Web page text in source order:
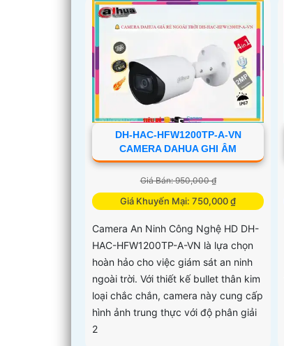
DH-HAC-HFW1200TP-A-VN
CAMERA DAHUA GHI ÂM
Giá Bán: 950,000 ₫
Giá Khuyến Mại: 750,000 ₫
Camera An Ninh Công Nghệ HD DH-
HAC-HFW1200TP-A-VN là lựa chọn
hoàn hảo cho việc giám sát an ninh
ngoài trời. Với thiết kế bullet thân kim
loại chắc chắn, camera này cung cấp
hình ảnh trung thực với độ phân giải
2